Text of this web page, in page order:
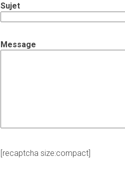
Sujet
Message
[recaptcha size:compact]